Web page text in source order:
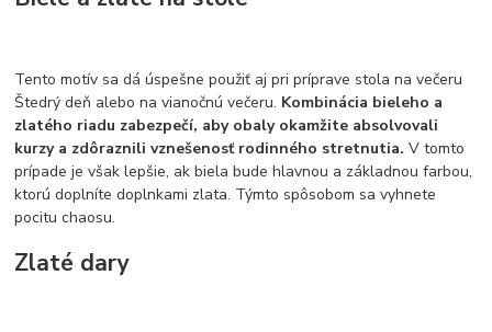
Tento motív sa dá úspešne použiť aj pri príprave stola na večeru
Štedrý deň alebo na vianočnú večeru. Kombinácia bieleho a
zlatého riadu zabezpečí, aby obaly okamžite absolvovali
kurzy a zdôraznili vznešenosť rodinného stretnutia.V tomto
prípade je však lepšie, ak biela bude hlavnou a základnou farbou,
ktorú doplníte doplnkami zlata. Týmto spôsobom sa vyhnete
pocitu chaosu.
Zlaté dary